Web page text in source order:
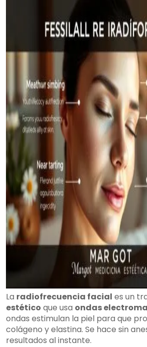
La radiofrecuencia facial es un
estético que usa ondas
ondas estimulan la piel para que
colágeno y elastina. Se hace sin
resultados al instante.